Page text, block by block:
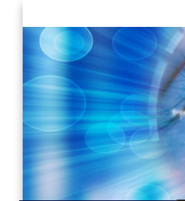
to
content
vinivida.lk